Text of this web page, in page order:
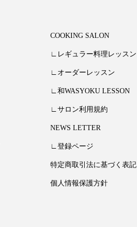
COOKING SALON
∟レギュラー料理レッスン
∟オーダーレッスン
∟和WASYOKU LESSON
∟サロン利用規約
NEWS LETTER
∟登録ページ
特定商取引法に基づく表記
個人情報保護方針